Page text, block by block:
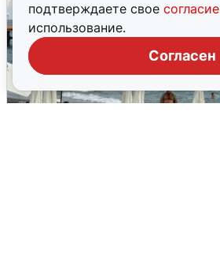
подтверждаете свое согласие
использование.
Согласен